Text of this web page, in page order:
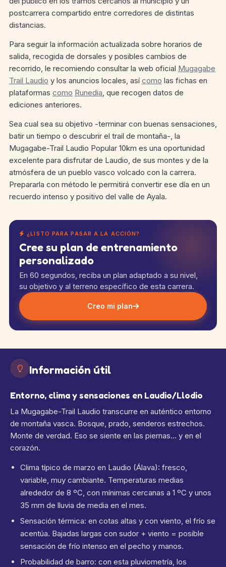
postcarrera compartido entre corredores de distintas
distancias.
Para seguir la información actualizada sobre horarios de
salida, recogida de dorsales y posibles cambios de
recorrido, le recomiendo consultar la web oficial Mugagabe
Trail Laudio y los anuncios locales, así como las fichas en
plataformas como Runedia, que recogen datos de
ediciones anteriores.
Sea cual sea su objetivo -terminar con buenas sensaciones,
batir un tiempo o descubrir el trail de montaña-, la
Mugagabe-Trail Laudio Popular 10km es una oportunidad
excelente para disfrutar de Laudio, de sus montes y de la
atmósfera de un pueblo vasco volcado con la carrera.
Prepararla con método le permitirá convertir ese día en un
recuerdo intenso y positivo del valle de Ayala.
¿LISTO PARA PASAR A LA ACCIÓN?
Cree su plan de entrenamiento
personalizado
En 60 segundos, reciba un plan adaptado a su nivel,
su objetivo y al terreno específico de esta carrera.
Creo mi plan
Información útil
Entorno, clima y sensaciones en Laudio/Llodio
La Mugagabe-Trail Laudio transcurre en auténtico entorno
de montaña vasca. Bosque, prado, senderos estrechos.
Monte de verdad. Eso se siente en las piernas… y en el
corazón.
Clima típico de marzo en Laudio (Álava): fresco,
variable, muy cambiante. Temperaturas medias
alrededor de 8 ºC, con mínimas cercanas a 1 ºC y unos
35 mm de lluvia de media en el mes.
Sensación térmica: en cotas altas y con viento, el frío se
acentúa. Bajadas largas con sudor + viento = posible
sensación de frío intenso en el pecho y manos.
Probabilidad de barro: con esta pluviometría, los